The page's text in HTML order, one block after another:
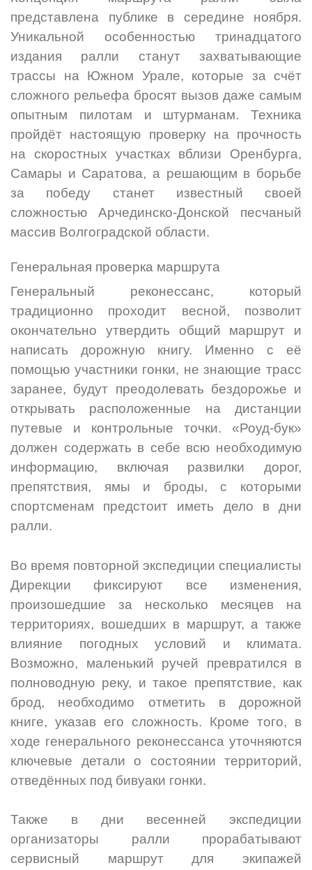
представлена публике в середине ноября.
Уникальной особенностью тринадцатого
издания ралли станут захватывающие
трассы на Южном Урале, которые за счёт
сложного рельефа бросят вызов даже самым
опытным пилотам и штурманам. Техника
пройдёт настоящую проверку на прочность
на скоростных участках вблизи Оренбурга,
Самары и Саратова, а решающим в борьбе
за победу станет известный своей
сложностью Арчединско-Донской песчаный
массив Волгоградской области.
Генеральная проверка маршрута
Генеральный реконессанс, который
традиционно проходит весной, позволит
окончательно утвердить общий маршрут и
написать дорожную книгу. Именно с её
помощью участники гонки, не знающие трасс
заранее, будут преодолевать бездорожье и
открывать расположенные на дистанции
путевые и контрольные точки. «Роуд-бук»
должен содержать в себе всю необходимую
информацию, включая развилки дорог,
препятствия, ямы и броды, с которыми
спортсменам предстоит иметь дело в дни
ралли.
Во время повторной экспедиции специалисты
Дирекции фиксируют все изменения,
произошедшие за несколько месяцев на
территориях, вошедших в маршрут, а также
влияние погодных условий и климата.
Возможно, маленький ручей превратился в
полноводную реку, и такое препятствие, как
брод, необходимо отметить в дорожной
книге, указав его сложность. Кроме того, в
ходе генерального реконессанса уточняются
ключевые детали о состоянии территорий,
отведённых под бивуаки гонки.
Также в дни весенней экспедиции
организаторы ралли прорабатывают
сервисный маршрут для экипажей